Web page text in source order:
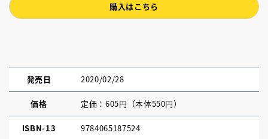
購入はこちら
発売日 2020/02/28
価格 定価：605円（本体550円）
ISBN-13 9784065187524